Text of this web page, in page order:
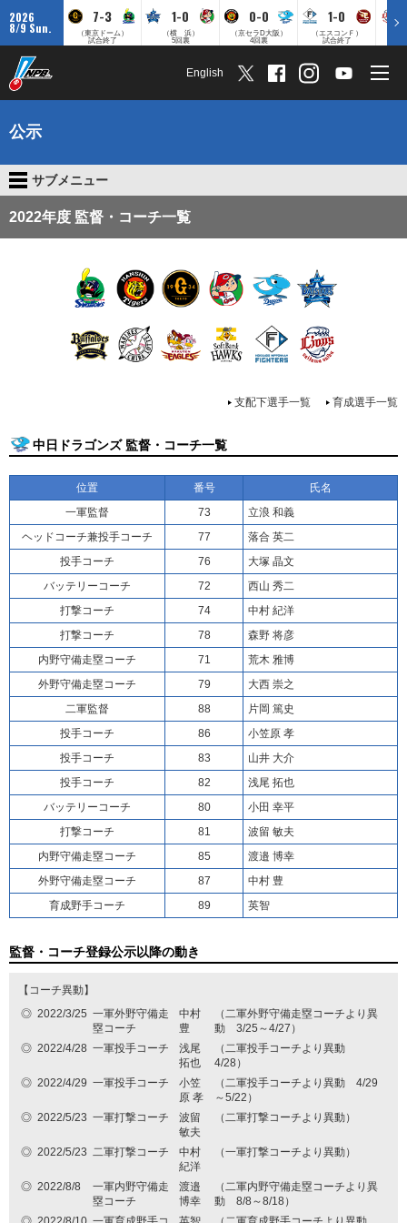
2026
8/9 Sun.
7-3
（東京ドーム）
試合終了
1-0
（横 浜）
5回裏
0-0
（京セラD大阪）
4回裏
1-0
（エスコンＦ）
試合終了
English
公示
サブメニュー
2022年度 監督・コーチ一覧
支配下選手一覧 育成選手一覧
中日ドラゴンズ 監督・コーチ一覧
位置 番号
氏名
一軍監督
73
立浪 和義
ヘッドコーチ兼投手コーチ
77
落合 英二
投手コーチ
76
大塚 晶文
バッテリーコーチ
72
西山 秀二
打撃コーチ
74
中村 紀洋
打撃コーチ
78
森野 将彦
内野守備走塁コーチ
71
荒木 雅博
外野守備走塁コーチ
79
大西 崇之
二軍監督
88
片岡 篤史
投手コーチ
86
小笠原 孝
投手コーチ
83
山井 大介
投手コーチ
82
浅尾 拓也
バッテリーコーチ
80
小田 幸平
打撃コーチ
81
波留 敏夫
内野守備走塁コーチ
85
渡邉 博幸
外野守備走塁コーチ
87
中村 豊
育成野手コーチ
89 英智
監督・コーチ登録公示以降の動き
【コーチ異動】
◎ 2022/3/25 一軍外野守備走
塁コーチ
中村
豊
（二軍外野守備走塁コーチより異
動 3/25～4/27）
◎ 2022/4/28 一軍投手コーチ
浅尾
拓也
（二軍投手コーチより異動
4/28）
◎ 2022/4/29 一軍投手コーチ
小笠
原 孝
（二軍投手コーチより異動 4/29
～5/22）
◎ 2022/5/23 一軍打撃コーチ
波留
敏夫
（二軍打撃コーチより異動）
◎ 2022/5/23 二軍打撃コーチ
中村
紀洋
（一軍打撃コーチより異動）
◎ 2022/8/8
一軍内野守備走
塁コーチ
渡邉
博幸
（二軍内野守備走塁コーチより異
動 8/8～8/18）